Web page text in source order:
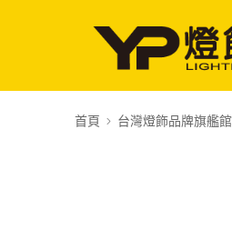
首頁 台灣燈飾品牌旗艦館